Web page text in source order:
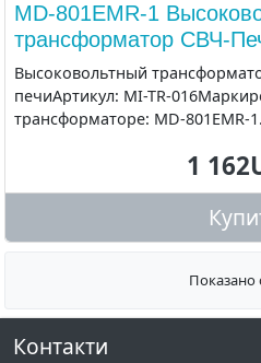
MD-801EMR-1
трансформатор СВЧ-
Высоковольтный
печиАртикул: MI-TR-
трансформаторе: MD-801EMR-
1
Показано
Контакти